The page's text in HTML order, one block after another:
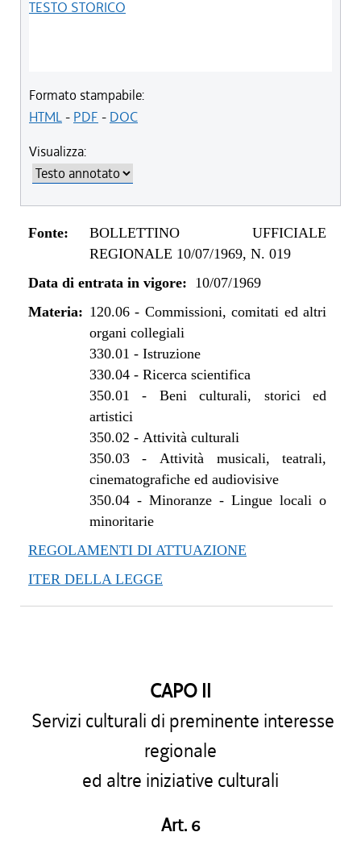
TESTO STORICO
Formato stampabile:
HTML- PDF - DOC
Visualizza:
Fonte:
BOLLETTINO UFFICIALE
REGIONALE 10/07/1969, N. 019
Data di entrata in vigore: 10/07/1969
Materia: 120.06- Commissioni, comitati ed altri
organi collegiali
330.01 - Istruzione
330.04- Ricerca scientifica
350.01 - Beni culturali, storici ed
artistici
350.02 - Attività culturali
350.03-Attività musicali, teatrali,
cinematografiche ed audiovisive
350.04- Minoranze - Lingue locali o
minoritarie
REGOLAMENTI DI ATTUAZIONE
ITER DELLA LEGGE
CAPO II
Servizi culturali di preminente interesse
regionale
ed altre iniziative culturali
Art. 6